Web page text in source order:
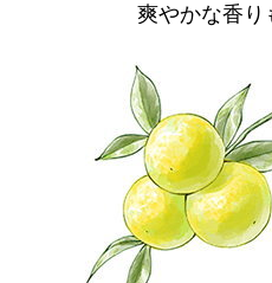
爽やかな香り